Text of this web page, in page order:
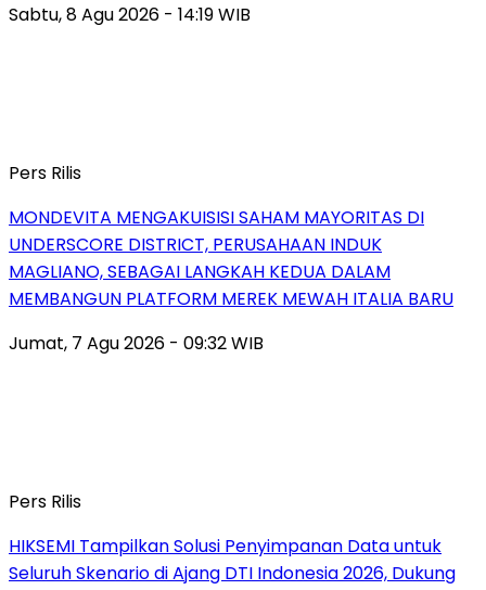
Sabtu, 8 Agu 2026 - 14:19 WIB
Pers Rilis
MONDEVITA MENGAKUISISI SAHAM MAYORITAS DI
UNDERSCORE DISTRICT, PERUSAHAAN INDUK
MAGLIANO, SEBAGAI LANGKAH KEDUA DALAM
MEMBANGUN PLATFORM MEREK MEWAH ITALIA BARU
Jumat, 7 Agu 2026 - 09:32 WIB
Pers Rilis
HIKSEMI Tampilkan Solusi Penyimpanan Data untuk
Seluruh Skenario di Ajang DTI Indonesia 2026, Dukung